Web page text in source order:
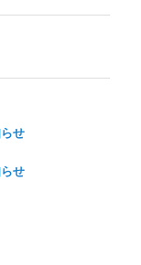
せ
せ